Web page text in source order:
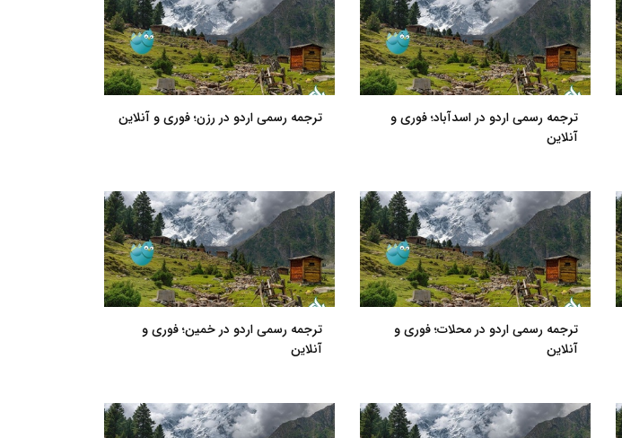
ترجمه رسمی اردو در اسدآباد؛ فوری و
آنلاین
ترجمه رسمی اردو در رزن؛ فوری و آنلاین
ترجمه رسمی اردو در محلات؛ فوری و
آنلاین
ترجمه رسمی اردو در خمین؛ فوری و
آنلاین